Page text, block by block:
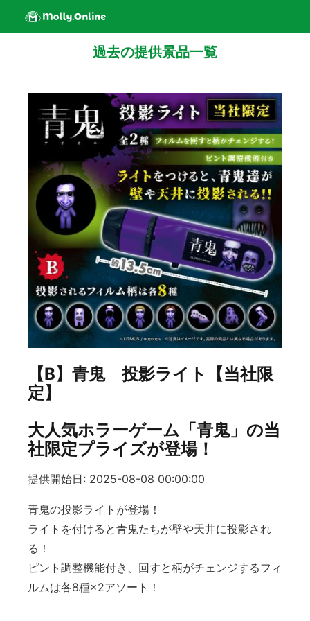
過去の提供景品一覧
【B】青鬼 投影ライト【当社限
定】
大人気ホラーゲーム「青鬼」の当
社限定プライズが登場！
提供開始日: 2025-08-08 00:00:00
青鬼の投影ライトが登場！
ライトを付けると青鬼たちが壁や天井に投影され
る！
ピント調整機能付き、回すと柄がチェンジするフィ
ルムは各8種×2アソート！